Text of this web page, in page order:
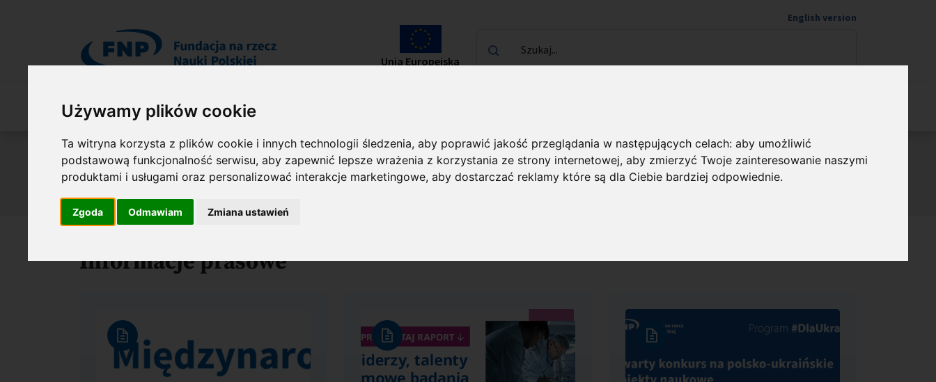
Używamy plików cookie
Ta witryna korzysta z plików cookie i innych technologii śledzenia, aby poprawić jakość przeglądania w następujących celach:aby umożliwić
podstawową funkcjonalność serwisu,aby zapewnić lepsze wrażenia z korzystania ze strony internetowej,aby zmierzyć Twoje zainteresowanie naszymi
produktami i usługami oraz personalizować interakcje marketingowe,aby dostarczać reklamy które są dla Ciebie bardziej odpowiednie.
Zgoda Odmawiam Zmiana ustawień
Unia Europejska
English version
Szukaj...
O Fundacji Nasza oferta
Jesteś tutaj:Biuro prasowe Informacje prasowe
Informacje prasowe